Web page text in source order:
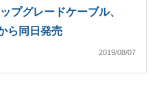
プグレードケーブル、
ら同日発売
2019/08/07